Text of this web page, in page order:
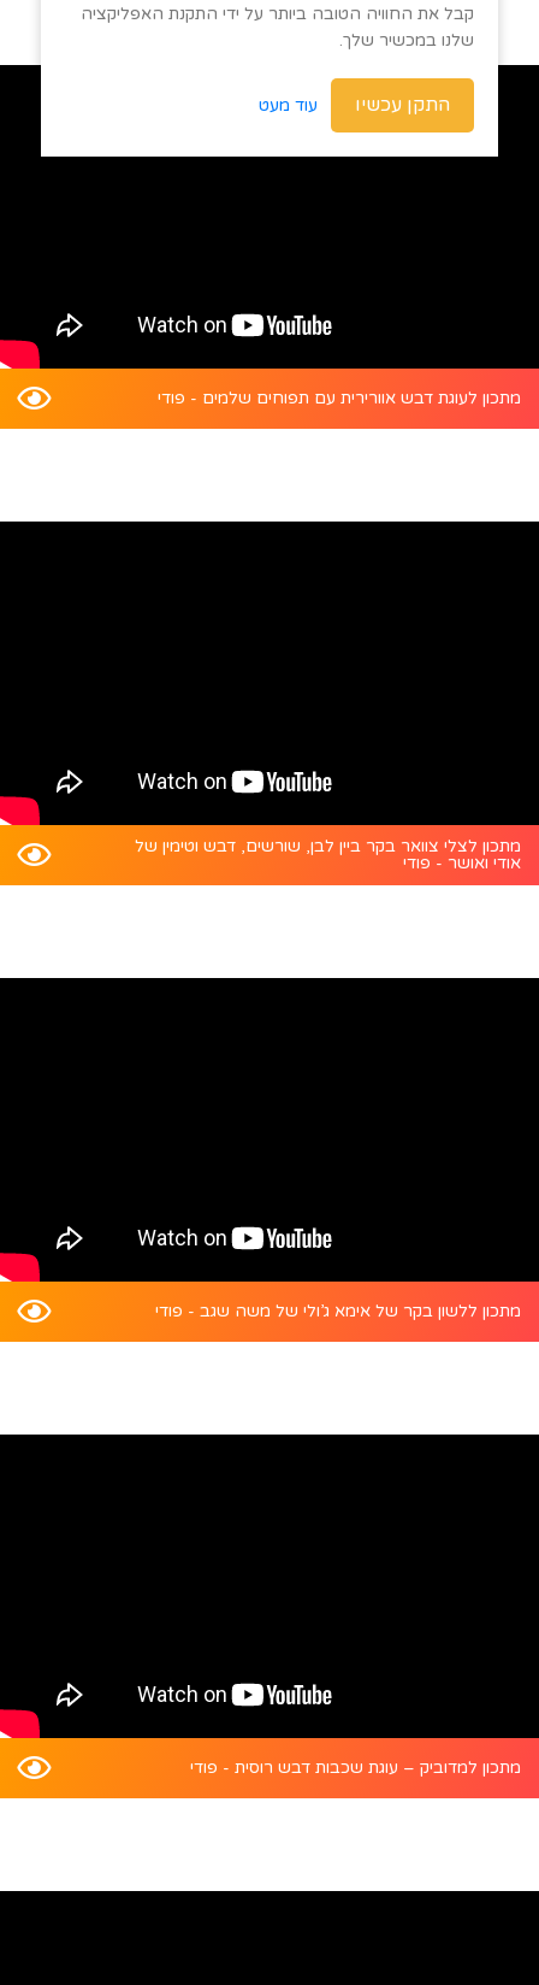
מתכון לעוגת דבש אוורירית עם תפוחים שלמים - פודי
מתכון לצלי צוואר בקר ביין לבן, שורשים, דבש וטימין של
אודי ואושר - פודי
מתכון ללשון בקר של אימא ג’ולי של משה שגב - פודי
מתכון למדוביק – עוגת שכבות דבש רוסית - פודי
קבל את החוויה הטובה ביותר על ידי התקנת האפליקציה
שלנו במכשיר שלך.
התקן עכשיו עוד מעט